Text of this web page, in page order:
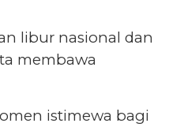
libur nasional dan
membawa
istimewa bagi